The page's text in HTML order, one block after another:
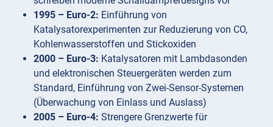
1995 – Euro-2: Einführung von
Katalysatorexperimenten zur Reduzierung von CO,
Kohlenwasserstoffen und Stickoxiden
2000 – Euro-3: Katalysatoren mit Lambdasonden
und elektronischen Steuergeräten werden zum
Standard, Einführung von Zwei-Sensor-Systemen
(Überwachung von Einlass und Auslass)
2005 – Euro-4: Strengere Grenzwerte für